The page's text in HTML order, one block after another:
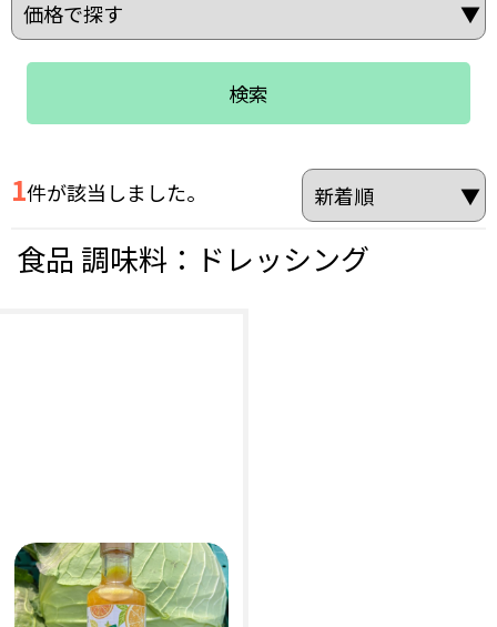
検索
1件が該当しました。
食品 調味料：ドレッシング
美浜のみかんドレッシン
グ2本入
農家さいとう
1,296円(税込)